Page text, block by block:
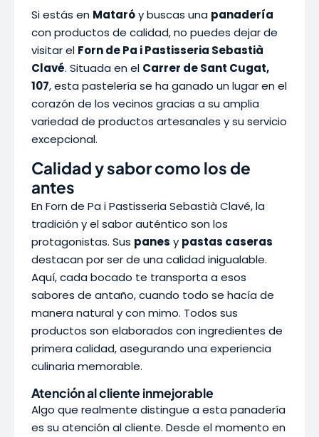
Si estás en Mataróy buscas una panadería
con productos de calidad, no puedes dejar de
visitar el Forn de Pa i Pastisseria Sebastià
Clavé. Situada en el Carrer de Sant Cugat,
107, esta pastelería se ha ganado un lugar en el
corazón de los vecinos gracias a su amplia
variedad de productos artesanales y su servicio
excepcional.
Calidad y sabor como los de
antes
En Forn de Pa i Pastisseria Sebastià Clavé, la
tradición y el sabor auténtico son los
protagonistas. Sus panes y pastas caseras
destacan por ser de una calidad inigualable.
Aquí, cada bocado te transporta a esos
sabores de antaño, cuando todo se hacía de
manera natural y con mimo. Todos sus
productos son elaborados con ingredientes de
primera calidad, asegurando una experiencia
culinaria memorable.
Atención al cliente inmejorable
Algo que realmente distingue a esta panadería
es su atención al cliente. Desde el momento en